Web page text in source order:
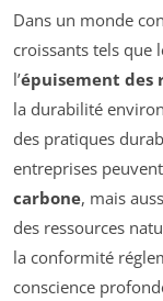
Dans un monde
croissants tels que
l’épuisement des
la durabilité
des pratiques
entreprises
carbone, mais
des ressources
la conformité
conscience